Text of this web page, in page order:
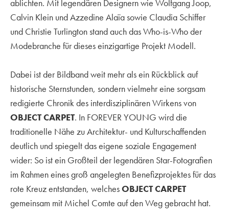
ablichten. Mit legendären Designern wie Wolfgang Joop,
Calvin Klein und Azzedine Alaïa sowie Claudia Schiffer
und Christie Turlington stand auch das Who-is-Who der
Modebranche für dieses einzigartige Projekt Modell.
Dabei ist der Bildband weit mehr als ein Rückblick auf
historische Sternstunden, sondern vielmehr eine sorgsam
redigierte Chronik des interdisziplinären Wirkens von
OBJECT CARPET. In FOREVER YOUNG wird die
traditionelle Nähe zu Architektur- und Kulturschaffenden
deutlich und spiegelt das eigene soziale Engagement
wider: So ist ein Großteil der legendären Star-Fotografien
im Rahmen eines groß angelegten Benefizprojektes für das
rote Kreuz entstanden, welchesOBJECT CARPET
gemeinsam mit Michel Comte auf den Weg gebracht hat.